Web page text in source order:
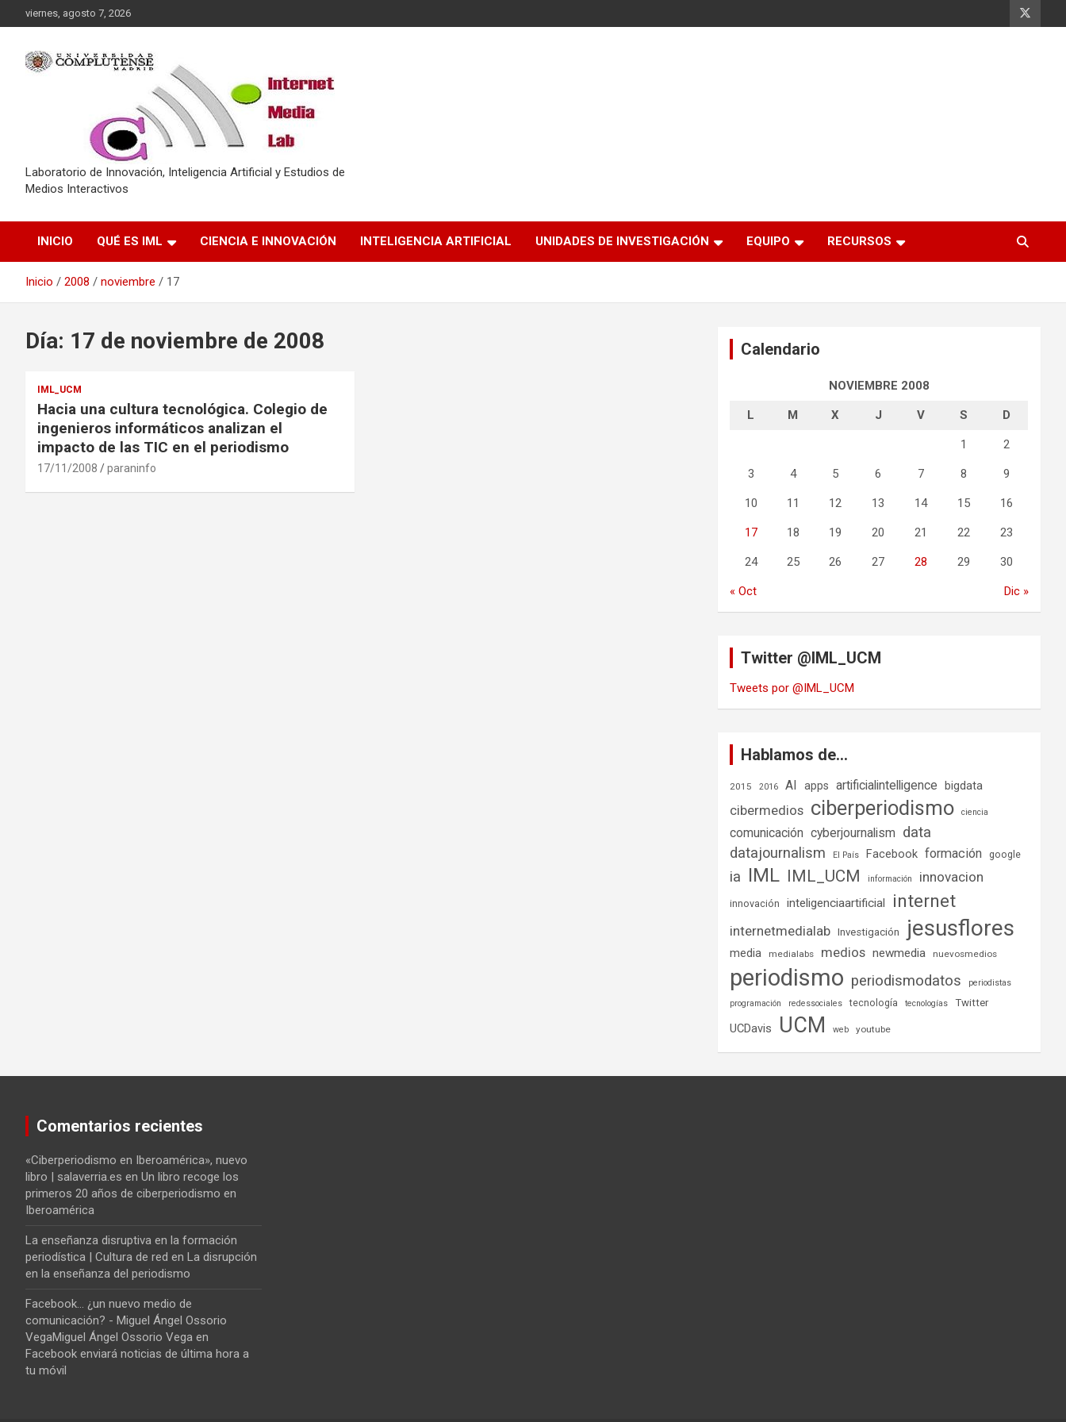
al
viernes, agosto 7, 2026
Laboratorio de Innovación, Inteligencia Artificial y Estudios de
Medios Interactivos
INICIO QUÉ ES IML CIENCIA E INNOVACIÓN INTELIGENCIA ARTIFICIAL UNIDADES DE INVESTIGACIÓN EQUIPO RECURSOS
Inicio 2008 noviembre 17
Día: 17 de noviembre de 2008
IML_UCM
Hacia una cultura tecnológica. Colegio de
ingenieros informáticos analizan el
impacto de las TIC en el periodismo
17/11/2008 paraninfo
Calendario
NOVIEMBRE 2008
L M X J V S D
1 2
3 4 5 6 7 8 9
10 11 12 13 14 15 16
17 18 19 20 21 22 23
24 25 26 27 28 29 30
« Oct Dic »
Twitter @IML_UCM
Tweets por @IML_UCM
Hablamos de…
2015 2016 AI apps artificialintelligence bigdata
cibermedios ciberperiodismo ciencia
comunicación cyberjournalism data
datajournalism El País Facebook formación google
ia IML IML_UCM información innovacion
innovación inteligenciaartificial internet
internetmedialab Investigación jesusflores
media medialabs medios newmedia nuevosmedios
periodismo periodismodatos
periodistas
programación
redessociales tecnología tecnologías Twitter
UCDavis UCM web youtube
Comentarios recientes
«Ciberperiodismo en Iberoamérica», nuevo
libro | salaverria.es en Un libro recoge los
primeros 20 años de ciberperiodismo en
Iberoamérica
La enseñanza disruptiva en la formación
periodística | Cultura de red en La disrupción
en la enseñanza del periodismo
Facebook... ¿un nuevo medio de
comunicación? - Miguel Ángel Ossorio
VegaMiguel Ángel Ossorio Vega en
Facebook enviará noticias de última hora a
tu móvil